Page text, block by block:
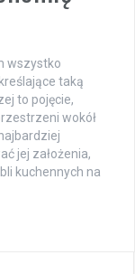
wszystko
taką
to pojęcie,
wokół
jej założenia,
kuchennych na